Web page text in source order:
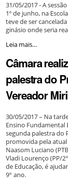
atribuição
das
comissões
especiais
31/05/2017 - A
1º de junho, na
teve de ser
ginásio onde seria
Sessão
no
bairro
Santo
Afonso
é
cancelada
Leia mais…
Câmara
palestra do
Vereador
30/05/2017 – Na
Ensino Fundamental
segunda palestra do
promovida pela atual
Naasom Luciano
Vladi Lourenço (PP/
de Educação, é
9° ano.